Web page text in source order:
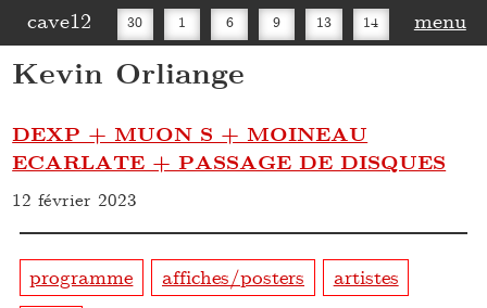
cave12 30 1 6 9 13 14
16
menu
Kevin Orliange
DEXP + MUON S + MOINEAU
ECARLATE + PASSAGE DE DISQUES
12 février 2023
programme affiches/posters
artistes